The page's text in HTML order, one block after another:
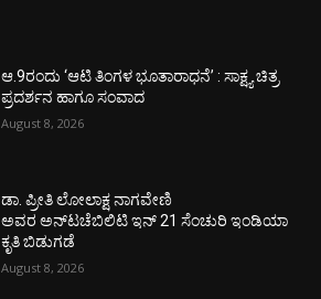
ಆ.9ರಂದು ‘ಆಟಿ ತಿಂಗಳ ಭೂತಾರಾಧನೆ’ : ಸಾಕ್ಷ್ಯ ಚಿತ್ರ
ಪ್ರದರ್ಶನ ಹಾಗೂ ಸಂವಾದ
August 8, 2026
ಡಾ. ಪ್ರೀತಿ ಲೋಲಾಕ್ಷ ನಾಗವೇಣಿ
ಅವರ ಅನ್‌ಟಚೆಬಿಲಿಟಿ ಇನ್ 21 ಸೆಂಚುರಿ ಇಂಡಿಯಾ
ಕೃತಿ ಬಿಡುಗಡೆ
August 8, 2026